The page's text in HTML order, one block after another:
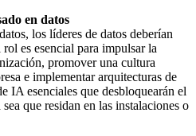
en datos
los líderes de datos deberían
es esencial para impulsar la
promover una cultura
e implementar arquitecturas de
IA esenciales que desbloquearán el
que residan en las instalaciones o